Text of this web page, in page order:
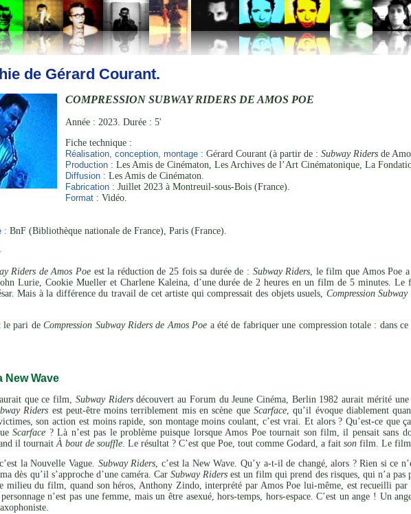
de Gérard Courant.
COMPRESSION SUBWAY RIDERS DE AMOS POE
Année : 2023. Durée : 5'
Fiche technique :
Réalisation, conception, montage : Gérard Courant (à partir de :Subway Riders de
Production : Les Amis de Cinématon, Les Archives de l’Art Cinématonique, La
Diffusion : Les Amis de Cinématon.
Fabrication : Juillet 2023 à Montreuil-sous-Bois (France).
Format : Vidéo.
: BnF (Bibliothèque nationale de France), Paris (France).
Riders de Amos Poe est la réduction de 25 fois sa durée de : Subway Riders, le film que Amos Poe
Lurie, Cookie Mueller et Charlene Kaleina, d’une durée de 2 heures en un film de 5 minutes. Le
Mais à la différence du travail de cet artiste qui compressait des objets usuels, Compression
le pari deCompression Subway Riders de Amos Poe a été de fabriquer une compression totale : dans
New Wave
que ce film, Subway Ridersdécouvert au Forum du Jeune Cinéma, Berlin 1982 aurait mérité
Riders est peut-être moins terriblement mis en scène que Scarface, qu’il évoque diablement
son action est moins rapide, son montage moins coulant, c’est vrai. Et alors ? Qu’est-ce que
Scarface ? Là n’est pas le problème puisque lorsque Amos Poe tournait son film, il pensait sans
il tournaitÀ bout de souffle . Le résultat ? C’est que Poe, tout comme Godard, a faitson film. Le film
la Nouvelle Vague. Subway Riders, c’est la New Wave. Qu’y a-t-il de changé, alors ? Rien si ce
dès qu’il s’approche d’une caméra. Car Subway Riders est un film qui prend des risques, qui n’a
milieu du film, quand son héros, Anthony Zindo, interprété par Amos Poe lui-même, est recueilli par
n’est pas une femme, mais un être asexué, hors-temps, hors-espace. C’est un ange ! Un